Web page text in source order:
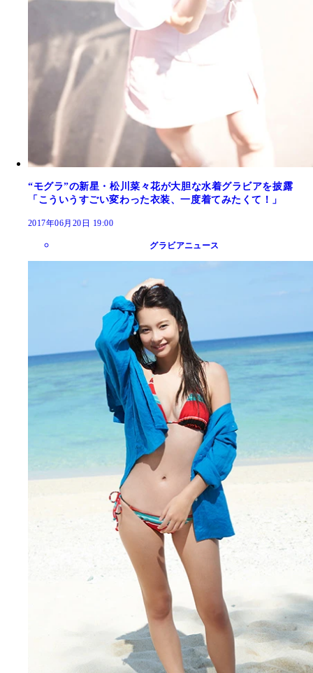
“モグラ”の新星・松川菜々花が大胆な水着グラビアを披露
「こういうすごい変わった衣装、一度着てみたくて！」
2017年06月20日 19:00
グラビアニュース